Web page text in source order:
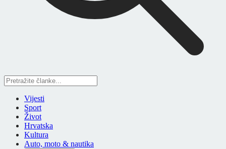
Vijesti
Sport
Život
Hrvatska
Kultura
Auto, moto & nautika